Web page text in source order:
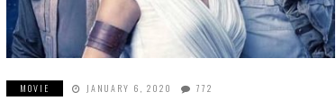
MOVIE JANUARY 6, 2020 772